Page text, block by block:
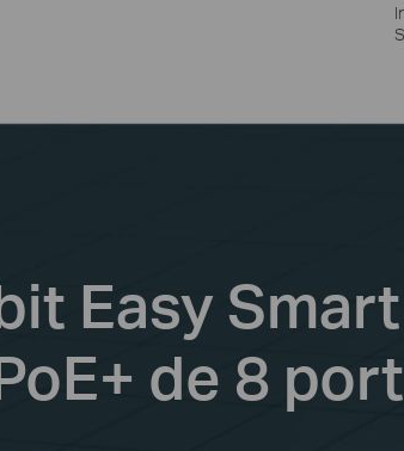
Easy
de 8